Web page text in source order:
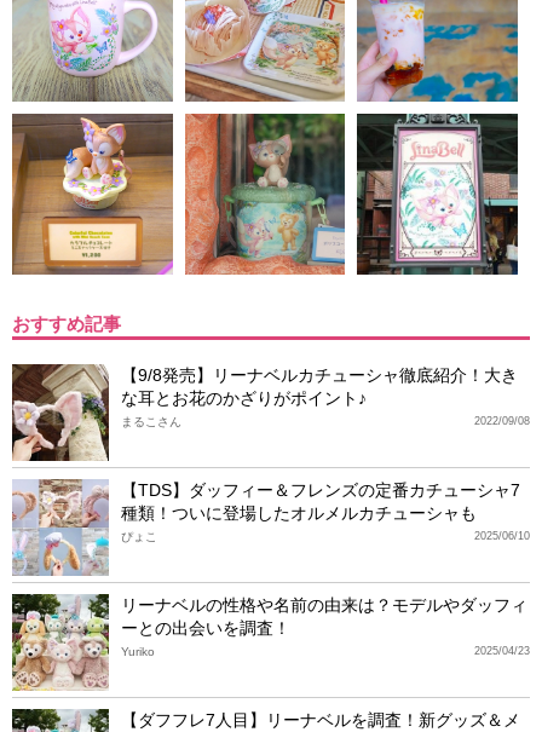
おすすめ記事
【9/8発売】リーナベルカチューシャ徹底紹介！大き
な耳とお花のかざりがポイント♪
2022/09/08
まるこさん
【TDS】ダッフィー＆フレンズの定番カチューシャ7
種類！ついに登場したオルメルカチューシャも
2025/06/10
ぴょこ
リーナベルの性格や名前の由来は？モデルやダッフィ
ーとの出会いを調査！
2025/04/23
Yuriko
【ダフフレ7人目】リーナベルを調査！新グッズ＆メ